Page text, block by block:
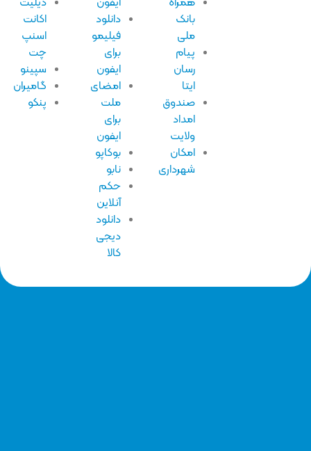
پیام
رسان
صندوق
امداد
ولایت
امکان
شهرداری
دانلود
فیلیمو
ایفون
امضای
ایفون
بوکاپو
نابو
حکم
آنلاین
دانلود
دیجی
اکانت
اسنپ
سپینو
گامیران
پنکو